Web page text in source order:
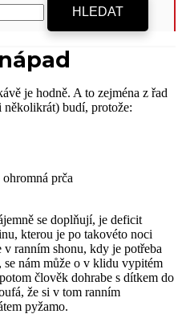
je hodně. A to zejména z řad
budí, protože:
prča
se doplňují, je deficit
kterou je po takovéto noci
v ranním shonu, kdy je potřeba
nám může o v klidu vypitém
člověk dohrabe s dítkem do
že si v tom ranním
pyžamo.